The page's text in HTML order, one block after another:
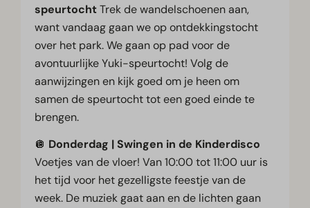
speurtochtTrek de wandelschoenen aan,
want vandaag gaan we op ontdekkingstocht
over het park. We gaan op pad voor de
avontuurlijke Yuki-speurtocht! Volg de
aanwijzingen en kijk goed om je heen om
samen de speurtocht tot een goed einde te
brengen.
🪩 Donderdag | Swingen in de Kinderdisco
Voetjes van de vloer! Van 10:00 tot 11:00 uur is
het tijd voor het gezelligste feestje van de
week. De muziek gaat aan en de lichten gaan